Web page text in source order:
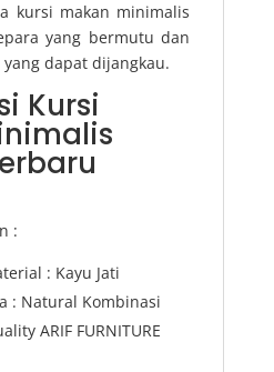
kursi makan minimalis
yang bermutu dan
dapat dijangkau.
Kursi
:
: Kayu Jati
: Natural Kombinasi
ARIF FURNITURE